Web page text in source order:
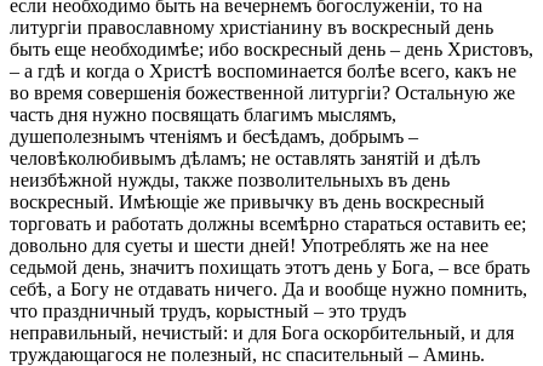
если необходимо быть на вечернемъ богослуженіи, то на
литургіи православному христіанину въ воскресный день
быть еще необходимѣе; ибо воскресный день – день Христовъ,
– а гдѣ и когда о Христѣ воспоминается болѣе всего, какъ не
во время совершенія божественной литургіи? Остальную же
часть дня нужно посвящать благимъ мыслямъ,
душеполезнымъ чтеніямъ и бесѣдамъ, добрымъ –
человѣколюбивымъ дѣламъ; не оставлять занятій и дѣлъ
неизбѣжной нужды, также позволительныхъ въ день
воскресный. Имѣющіе же привычку въ день воскресный
торговать и работать должны всемѣрно стараться оставить ее;
довольно для суеты и шести дней! Употреблять же на нее
седьмой день, значитъ похищать этотъ день у Бога, – все брать
себѣ, а Богу не отдавать ничего. Да и вообще нужно помнить,
что праздничный трудъ, корыстный – это трудъ
неправильный, нечистый: и для Бога оскорбительный, и для
труждающагося не полезный, нс спасительный – Аминь.